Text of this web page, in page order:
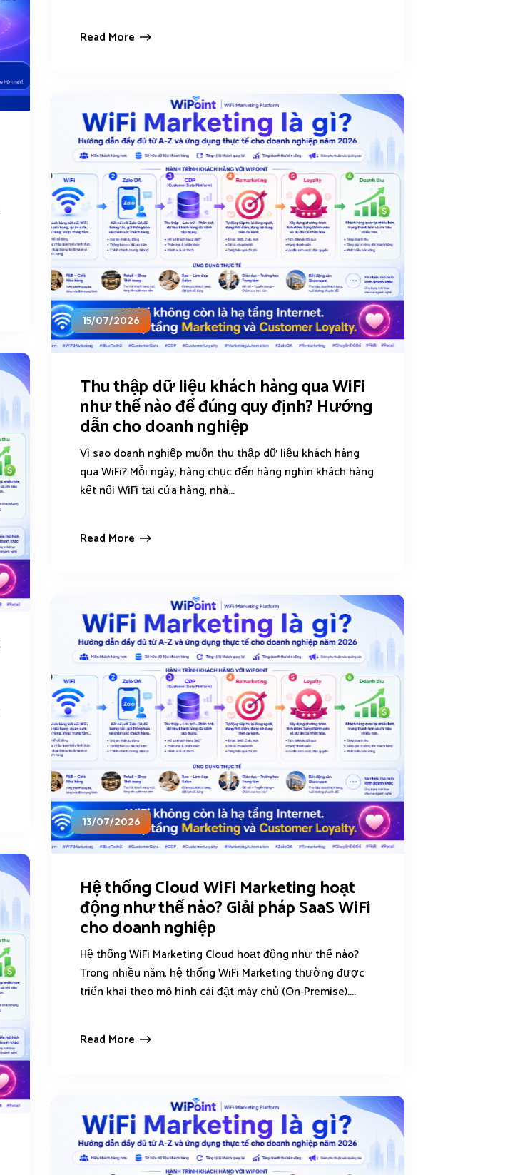
Read More
15/07/2026
Thu thập dữ liệu khách hàng qua WiFi
như thế nào để đúng quy định? Hướng
dẫn cho doanh nghiệp
Vì sao doanh nghiệp muốn thu thập dữ liệu khách hàng
qua WiFi? Mỗi ngày, hàng chục đến hàng nghìn khách hàng
kết nối WiFi tại cửa hàng, nhà...
Read More
13/07/2026
Hệ thống Cloud WiFi Marketing hoạt
động như thế nào? Giải pháp SaaS WiFi
cho doanh nghiệp
Hệ thống WiFi Marketing Cloud hoạt động như thế nào?
Trong nhiều năm, hệ thống WiFi Marketing thường được
triển khai theo mô hình cài đặt máy chủ (On-Premise)....
Read More